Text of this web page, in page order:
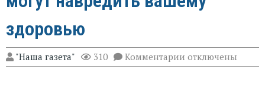
здоровью
"Наша газета" 310 Комментарии к
записи
отключены